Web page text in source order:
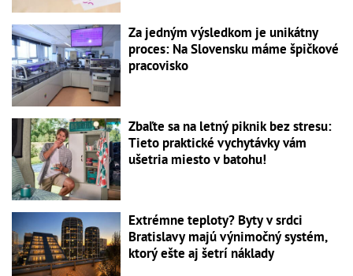
Za jedným výsledkom je unikátny
proces: Na Slovensku máme špičkové
pracovisko
Zbaľte sa na letný piknik bez stresu:
Tieto praktické vychytávky vám
ušetria miesto v batohu!
Extrémne teploty? Byty v srdci
Bratislavy majú výnimočný systém,
ktorý ešte aj šetrí náklady